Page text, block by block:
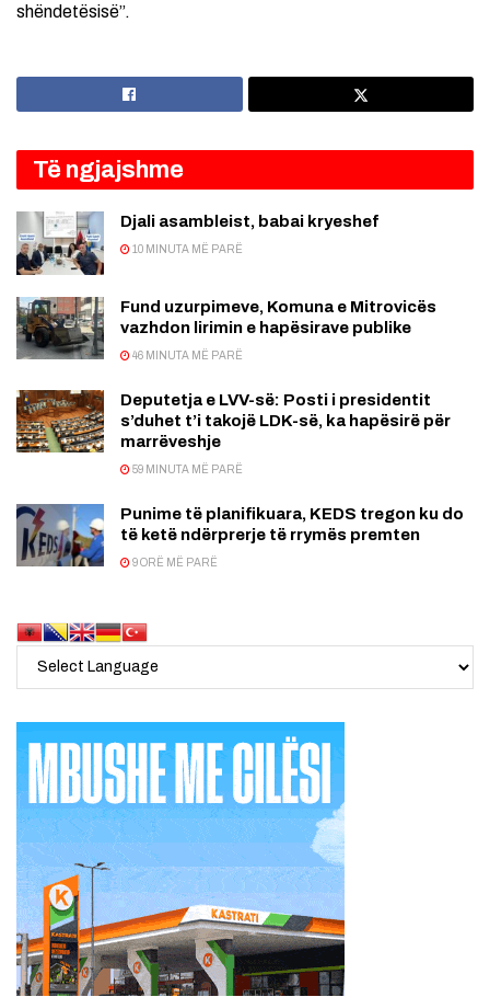
shëndetësisë”.
Të ngjajshme
Djali asambleist, babai kryeshef
10 MINUTA MË PARË
Fund uzurpimeve, Komuna e Mitrovicës
vazhdon lirimin e hapësirave publike
46 MINUTA MË PARË
Deputetja e LVV-së: Posti i presidentit
s’duhet t’i takojë LDK-së, ka hapësirë për
marrëveshje
59 MINUTA MË PARË
Punime të planifikuara, KEDS tregon ku do
të ketë ndërprerje të rrymës premten
9 ORË MË PARË